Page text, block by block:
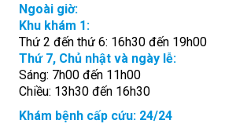
Ngoài giờ:
Khu khám 1:
Thứ 2 đến thứ 6: 16h30 đến 19h00
Thứ 7, Chủ nhật và ngày lễ:
Sáng: 7h00 đến 11h00
Chiều: 13h30 đến 16h30
Khám bệnh cấp cứu: 24/24